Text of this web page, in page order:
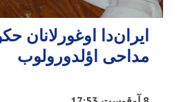
ایران‌دا اوغورلانان
مداحی اؤلدورولوب